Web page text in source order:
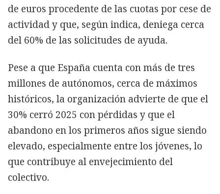
de euros procedente de las cuotas por cese de
actividad y que, según indica, deniega cerca
del 60% de las solicitudes de ayuda.
Pese a que España cuenta con más de tres
millones de autónomos, cerca de máximos
históricos, la organización advierte de que el
30% cerró 2025 con pérdidas y que el
abandono en los primeros años sigue siendo
elevado, especialmente entre los jóvenes, lo
que contribuye al envejecimiento del
colectivo.